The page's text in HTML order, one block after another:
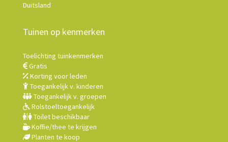
Duitsland
Tuinen op kenmerken
Toelichting tuinkenmerken
Gratis
Korting voor leden
Toegankelijk v. kinderen
Toegankelijk v. groepen
Rolstoeltoegankelijk
Toilet beschikbaar
Koffie/thee te krijgen
Planten te koop